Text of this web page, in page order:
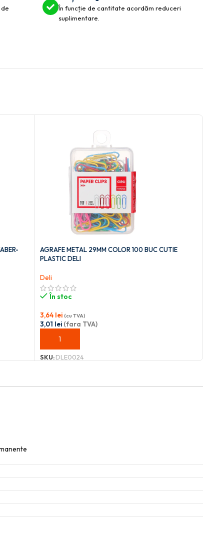
În funcție de cantitate acordăm reduceri
suplimentare.
AGRAFE METAL 29MM COLOR 100 BUC CUTIE
PLASTIC DELI
Deli
În stoc
3,64 lei (cu TVA)
3,01 lei(fara TVA)
ADAUGĂ ÎN COȘ
SKU:DLE0024